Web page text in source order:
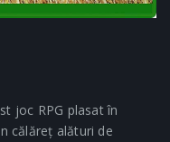
joc RPG plasat în
călăreț alături de